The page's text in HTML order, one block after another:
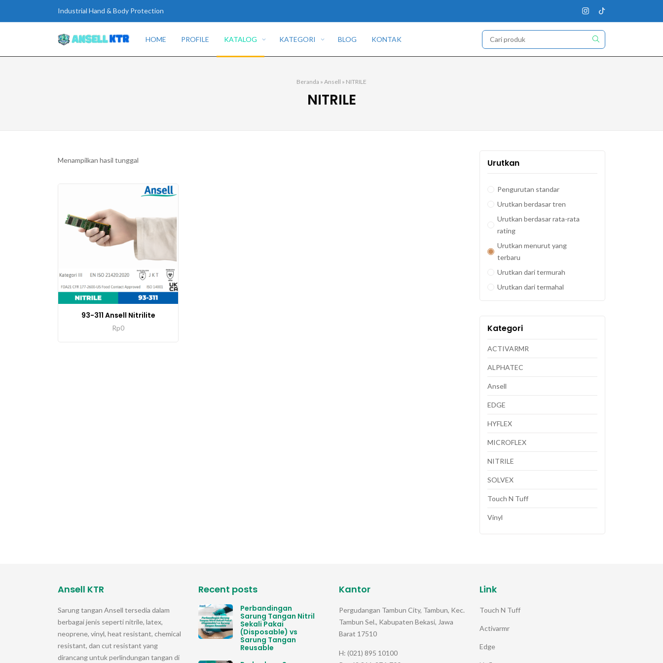
Industrial Hand & Body Protection
HOME PROFILE KATALOG KATEGORI BLOG KONTAK
Beranda » Ansell » NITRILE
NITRILE
Menampilkan hasil tunggal
93-311 Ansell Nitrilite
Rp0
Urutkan
Pengurutan standar
Urutkan berdasar tren
Urutkan berdasar rata-rata
rating
Urutkan menurut yang
terbaru
Urutkan dari termurah
Urutkan dari termahal
Kategori
ACTIVARMR
ALPHATEC
Ansell
EDGE
HYFLEX
MICROFLEX
NITRILE
SOLVEX
Touch N Tuff
Vinyl
Ansell KTR
Sarung tangan Ansell tersedia dalam
berbagai jenis seperti nitrile, latex,
neoprene, vinyl, heat resistant, chemical
resistant, dan cut resistant yang
dirancang untuk perlindungan tangan di
Recent posts
Perbandingan
Sarung Tangan Nitril
Sekali Pakai
(Disposable) vs
Sarung Tangan
Reusable
Kantor
Pergudangan Tambun City, Tambun, Kec.
Tambun Sel., Kabupaten Bekasi, Jawa
Barat 17510
H: (021) 895 10100
Link
Touch N Tuff
Activarmr
Edge